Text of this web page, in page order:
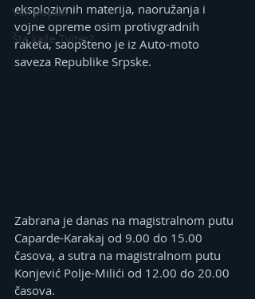
Vox populi
Šta kaže Tviter?
eksplozivnih materija, naoružanja i
vojne opreme osim protivgradnih
raketa, saopšteno je iz Auto-moto
saveza Republike Srpske.
Zabrana je danas na magistralnom putu
Caparde-Karakaj od 9.00 do 15.00
časova, a sutra na magistralnom putu
Konjević Polje-Milići od 12.00 do 20.00
časova.